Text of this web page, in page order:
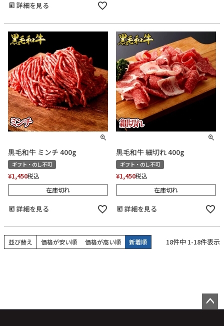
詳細を見る
黒毛和牛 ミンチ 400g
ギフト・のし不可
¥1,450税込
在庫切れ
詳細を見る
黒毛和牛 細切れ 400g
ギフト・のし不可
¥1,450税込
在庫切れ
詳細を見る
並び替え 価格が安い順 価格が高い順 新着順 18件中 1-18件表示